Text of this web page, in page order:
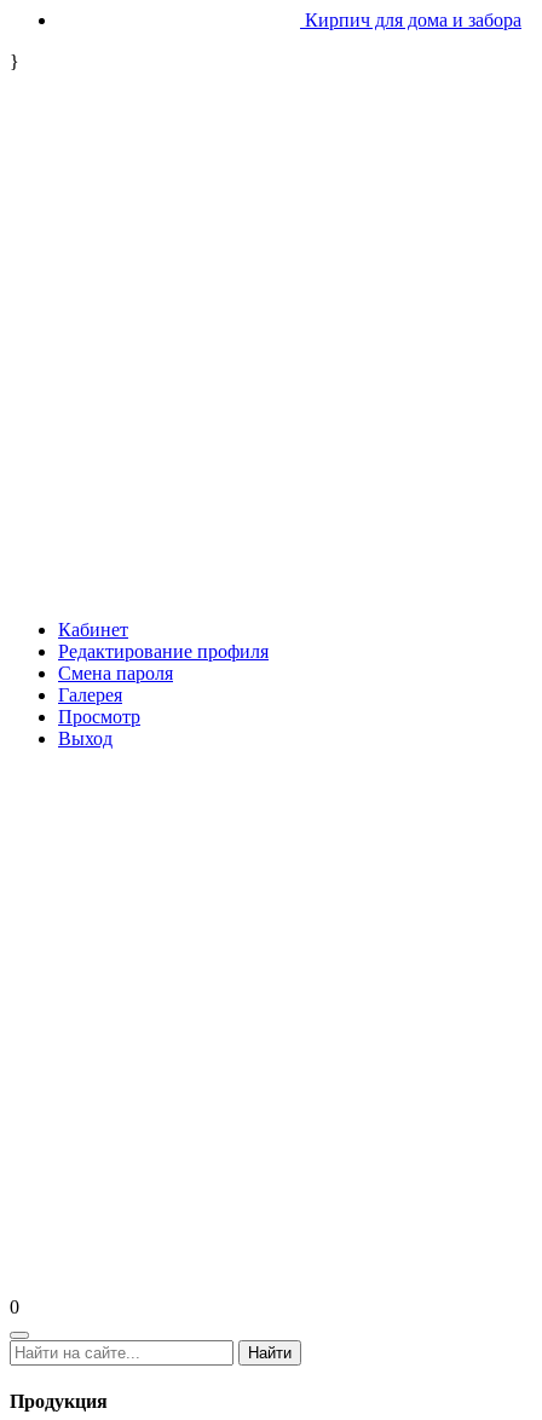
Кирпич для дома и забора
}
Кабинет
Редактирование профиля
Смена пароля
Галерея
Просмотр
Выход
0
Найти
Продукция